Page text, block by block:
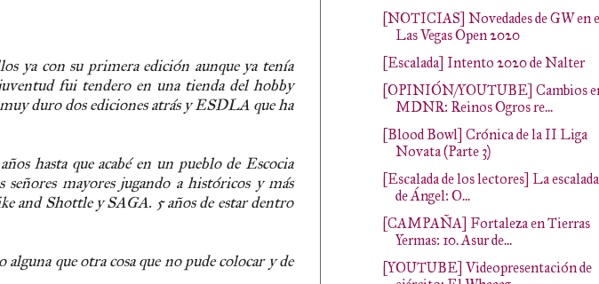
ya con su primera edición aunque ya tenía
fui tendero en una tienda del hobby
duro dos ediciones atrás y ESDLA que ha
hasta que acabé en un pueblo de Escocia
mayores jugando a históricos y más
and Shottle y SAGA. 5 años de estar dentro
que otra cosa que no pude colocar y de
[NOTICIAS] Novedades de GW en
Las Vegas Open 2020
[Escalada] Intento 2020 de Nalter
[OPINIÓN/YOUTUBE] Cambios
MDNR: Reinos Ogros re...
[Blood Bowl] Crónica de la II Liga
Novata (Parte 3)
[Escalada de los lectores] La escalada
de Ángel: O...
[CAMPAÑA] Fortaleza en Tierras
Yermas: 10. Asur de...
[YOUTUBE] Videopresentación de